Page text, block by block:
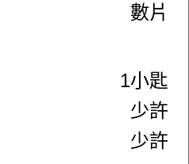
數片
1小匙
少許
少許